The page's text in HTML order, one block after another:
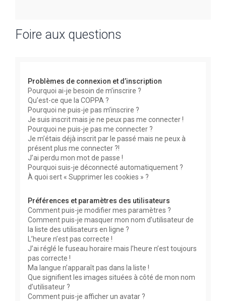
Foire aux questions
Problèmes de connexion et d’inscription
Pourquoi ai-je besoin de m’inscrire ?
Qu’est-ce que la COPPA ?
Pourquoi ne puis-je pas m’inscrire ?
Je suis inscrit mais je ne peux pas me connecter !
Pourquoi ne puis-je pas me connecter ?
Je m’étais déjà inscrit par le passé mais ne peux à
présent plus me connecter ?!
J’ai perdu mon mot de passe !
Pourquoi suis-je déconnecté automatiquement ?
À quoi sert « Supprimer les cookies » ?
Préférences et paramètres des utilisateurs
Comment puis-je modifier mes paramètres ?
Comment puis-je masquer mon nom d’utilisateur de
la liste des utilisateurs en ligne ?
L’heure n’est pas correcte !
J’ai réglé le fuseau horaire mais l’heure n’est toujours
pas correcte !
Ma langue n’apparaît pas dans la liste !
Que signifient les images situées à côté de mon nom
d’utilisateur ?
Comment puis-je afficher un avatar ?